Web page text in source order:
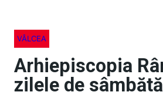
VÂLCEA
Arhiepiscopia
zilele de